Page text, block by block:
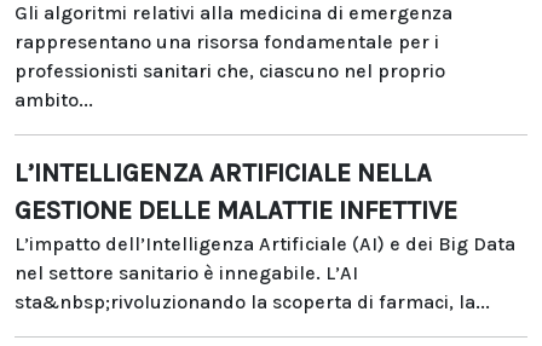
Gli algoritmi relativi alla medicina di emergenza
rappresentano una risorsa fondamentale per i
professionisti sanitari che, ciascuno nel proprio
ambito...
L’INTELLIGENZA ARTIFICIALE NELLA
GESTIONE DELLE MALATTIE INFETTIVE
L’impatto dell’Intelligenza Artificiale (AI) e dei Big Data
nel settore sanitario è innegabile. L’AI
sta&nbsp;rivoluzionando la scoperta di farmaci, la...